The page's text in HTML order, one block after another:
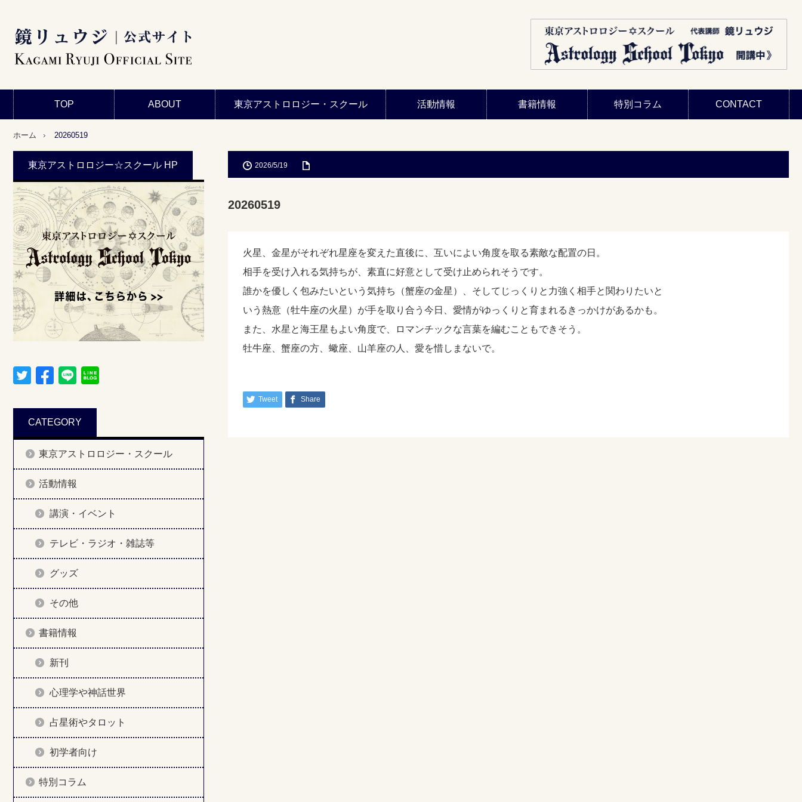
TOP ABOUT 東京アストロロジー・スクール 活動情報 書籍情報 特別コラム CONTACT
ホーム 20260519
2026/5/19
20260519
火星、金星がそれぞれ星座を変えた直後に、互いによい角度を取る素敵な配置の日。
相手を受け入れる気持ちが、素直に好意として受け止められそうです。
誰かを優しく包みたいという気持ち（蟹座の金星）、そしてじっくりと力強く相手と関わりたいと
いう熱意（牡牛座の火星）が手を取り合う今日、愛情がゆっくりと育まれるきっかけがあるかも。
また、水星と海王星もよい角度で、ロマンチックな言葉を編むこともできそう。
牡牛座、蟹座の方、蠍座、山羊座の人、愛を惜しまないで。
Tweet Share
東京アストロロジー☆スクール HP
CATEGORY
東京アストロロジー・スクール
活動情報
講演・イベント
テレビ・ラジオ・雑誌等
グッズ
その他
書籍情報
新刊
心理学や神話世界
占星術やタロット
初学者向け
特別コラム